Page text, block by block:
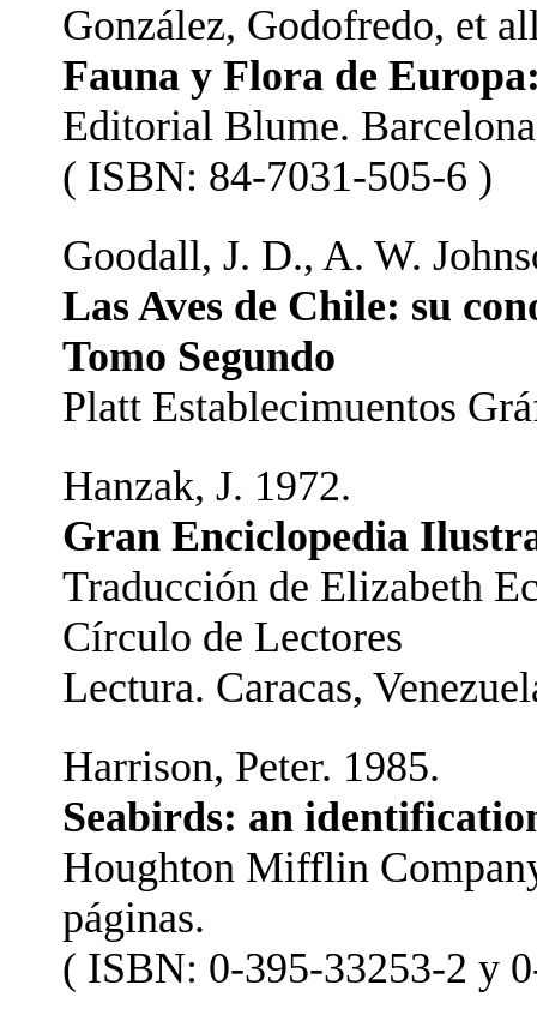
González, Godofredo, et
Fauna y Flora de
Editorial Blume.
( ISBN: 84-7031-505-6 )
Goodall, J. D., A. W.
Las Aves de Chile: su
Tomo Segundo
Platt Establecimuentos
Hanzak, J. 1972.
Gran Enciclopedia
Traducción de Elizabeth
Círculo de Lectores
Lectura. Caracas,
Harrison, Peter. 1985.
Seabirds: an
Houghton Mifflin
páginas.
( ISBN: 0-395-33253-2 y